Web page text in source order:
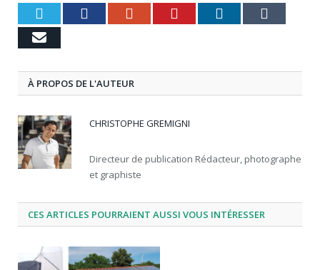
TwitterFacebookGoogle+Pinterest
LinkedIn
Email
À PROPOS DE L'AUTEUR
CHRISTOPHE GREMIGNI
Directeur de publication Rédacteur, photographe
et graphiste
CES ARTICLES POURRAIENT AUSSI VOUS INTÉRESSER